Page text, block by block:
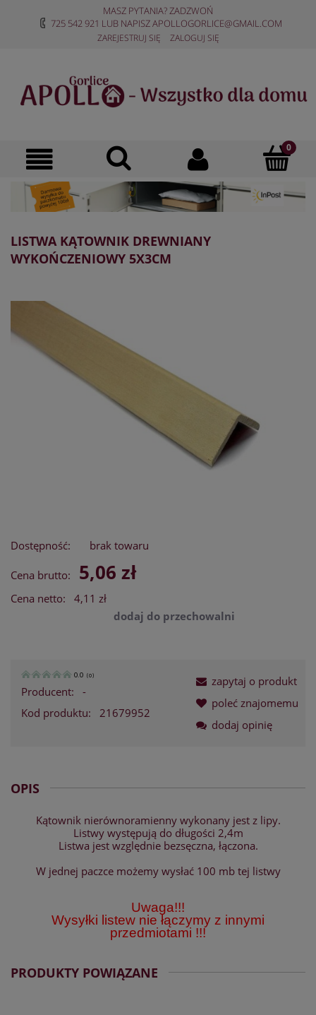
MASZ PYTANIA? ZADZWOŃ
725 542 921 LUB NAPISZAPOLLOGORLICE@GMAIL.COM
ZAREJESTRUJ SIĘ ZALOGUJ SIĘ
LISTWA KĄTOWNIK DREWNIANY
WYKOŃCZENIOWY 5X3CM
Dostępność: brak towaru
Cena brutto: 5,06 zł
Cena netto:
4,11 zł
dodaj do przechowalni
0.0 (0)
Producent:
-
Kod produktu:
21679952
zapytaj o produkt
poleć znajomemu
dodaj opinię
OPIS
Kątownik nierównoramienny wykonany jest z lipy.
Listwy występują do długości 2,4m
Listwa jest względnie bezsęczna, łączona.
W jednej paczce możemy wysłać 100 mb tej listwy
Uwaga!!!
Wysyłki listew nie łączymy z innymi
przedmiotami !!!
PRODUKTY POWIĄZANE